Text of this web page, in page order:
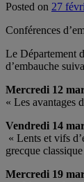
Posted on 27
Conférences
Le Département
d’embauche
Mercredi 12
« Les avantages
Vendredi 14
« Lents et vifs
grecque
Mercredi 19